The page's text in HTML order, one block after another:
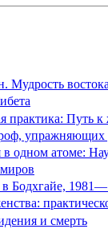
практика: Путь
упражняющих
в одном атоме:
Бодхгайе,
и смерть